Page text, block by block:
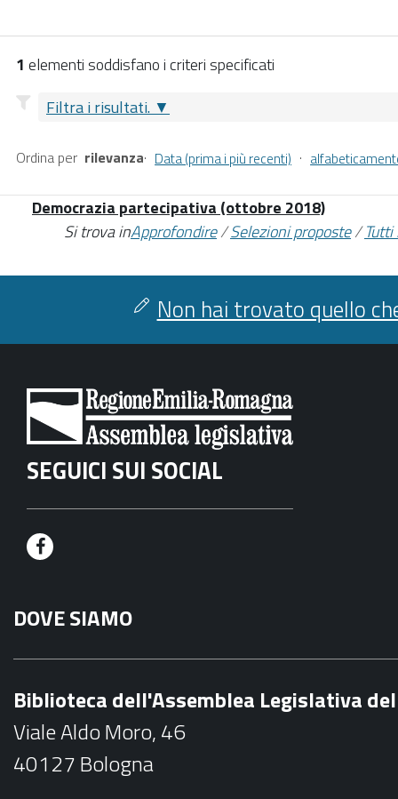
1 elementi soddisfano i criteri specificati
Filtra i risultati.
Ordina per rilevanza· Data (prima i più recenti) ·
Democrazia partecipativa (ottobre 2018)
Si trova inApprofondire/Selezioni proposte/
Non hai trovato quello
SEGUICI SUI SOCIAL
F
c
e
o
k
DOVE SIAMO
Biblioteca dell'Assemblea Legislativa
Viale Aldo Moro, 46
40127 Bologna